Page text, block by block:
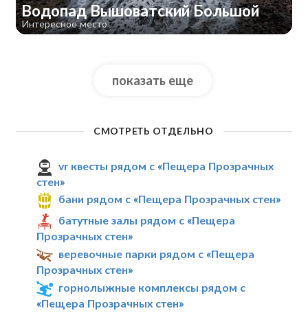
Водопад Вышоватский Большой
Интересное место
показать еще
СМОТРЕТЬ ОТДЕЛЬНО
vr квесты рядом с «Пещера Прозрачных
стен»
бани рядом с «Пещера Прозрачных стен»
батутные залы рядом с «Пещера
Прозрачных стен»
веревочные парки рядом с «Пещера
Прозрачных стен»
горнолыжные комплексы рядом с
«Пещера Прозрачных стен»